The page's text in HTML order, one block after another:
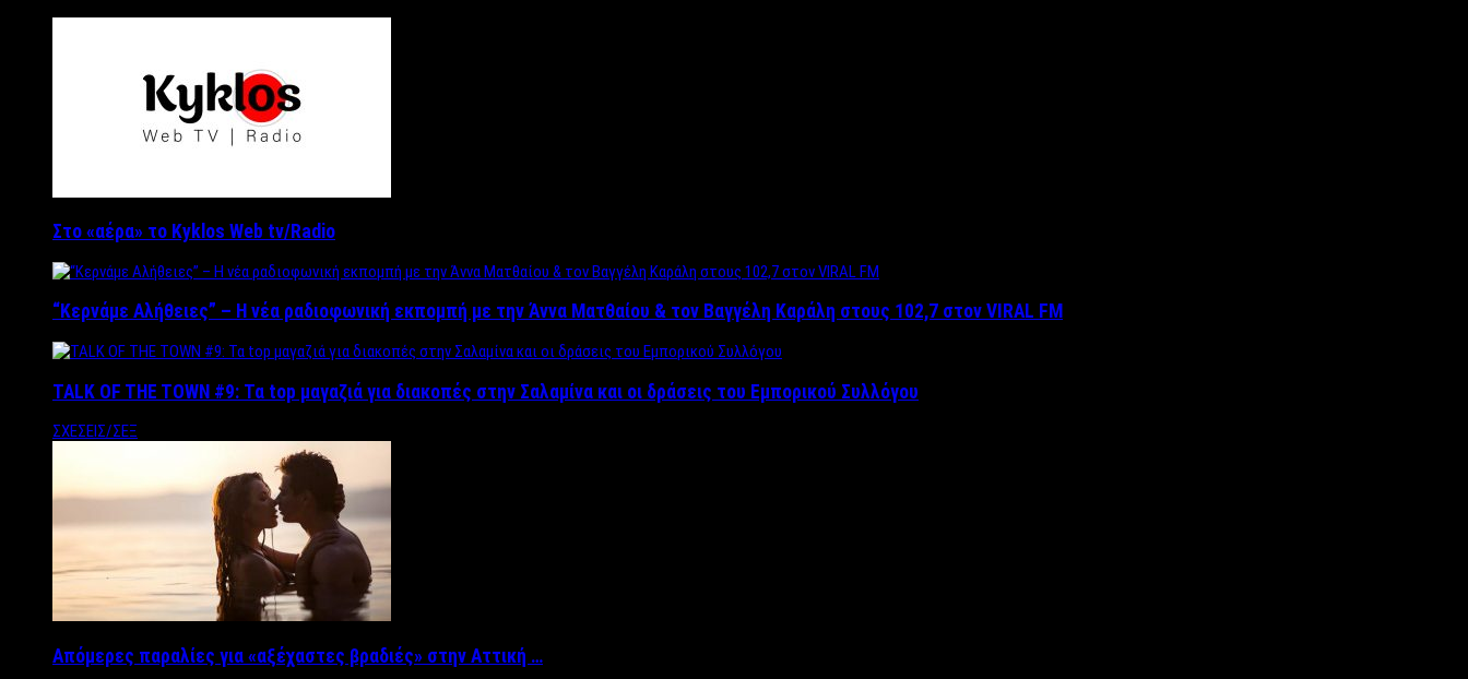
Στο «αέρα» το Kyklos Web tv/Radio
“Kερνάμε Αλήθειες” – Η νέα ραδιοφωνική εκπομπή με την Άννα Ματθαίου & τον Βαγγέλη Καράλη στους 102,7 στον VIRAL FM
TALK OF THE TOWN #9: Τα top μαγαζιά για διακοπές στην Σαλαμίνα και οι δράσεις του Εμπορικού Συλλόγου
ΣΧΕΣΕΙΣ/ΣΕΞ
Απόμερες παραλίες για «αξέχαστες βραδιές» στην Αττική …